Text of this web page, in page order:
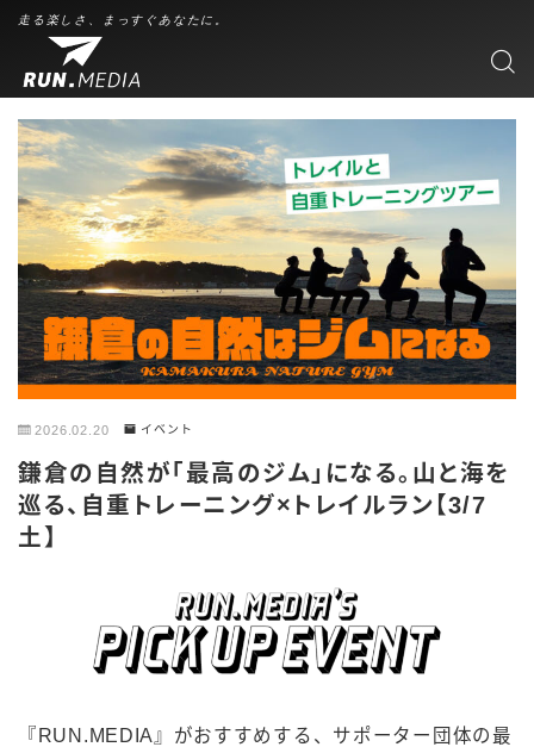
走る楽しさ、まっすぐあなたに。
2026.02.20 イベント
鎌倉の自然が「最高のジム」になる。山と海を
巡る、自重トレーニング×トレイルラン【3/7
土】
『RUN.MEDIA』がおすすめする、サポーター団体の最